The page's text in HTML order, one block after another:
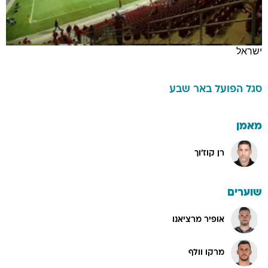
ישראל
סגל הפועל באר שבע
מאמן
רן קוז'וך
שוערים
אופיר מרציאנו
מרקו וולף